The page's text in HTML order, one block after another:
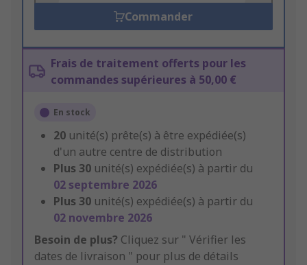
Commander
Frais de traitement offerts pour les
commandes supérieures à 50,00 €
En stock
20 unité(s) prête(s) à être expédiée(s)
d'un autre centre de distribution
Plus 30 unité(s) expédiée(s) à partir du
02 septembre 2026
Plus 30 unité(s) expédiée(s) à partir du
02 novembre 2026
Besoin de plus? Cliquez sur " Vérifier les
dates de livraison " pour plus de détails